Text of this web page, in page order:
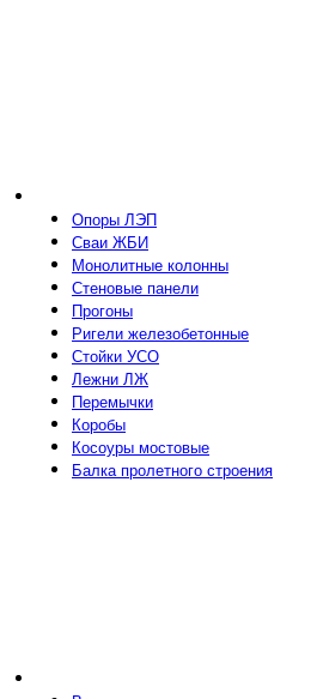
Опоры ЛЭП
Сваи ЖБИ
Монолитные колонны
Стеновые панели
Прогоны
Ригели железобетонные
Стойки УСО
Лежни ЛЖ
Перемычки
Коробы
Косоуры мостовые
Балка пролетного строения